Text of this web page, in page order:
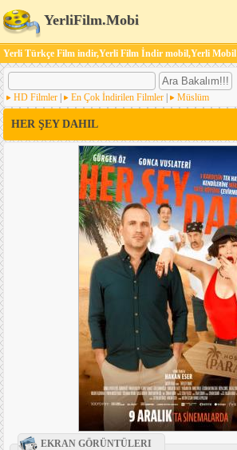
YerliFilm.Mobi
Yerli Türkçe Film indir,Yerli Film İndir mobil,Yerli Mobil
HD Filmler En Çok İndirilen Filmler Müslüm
HER ŞEY DAHIL
EKRAN GÖRÜNTÜLERI